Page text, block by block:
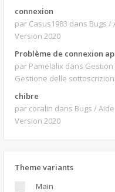
connexion
par Casus1983 dans Bugs /
Version 2020
Problème de connexion
par Pamelalix dans
Gestione delle
chibre
par coralin dans Bugs /
Version 2020
Theme variants
Main